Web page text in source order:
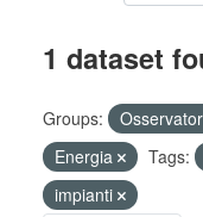
1 dataset
Groups:
Energia
Tags:
impianti